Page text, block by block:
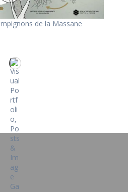
de la Massane